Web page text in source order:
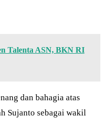
Talenta ASN, BKN RI
dan bahagia atas
Sujanto sebagai wakil